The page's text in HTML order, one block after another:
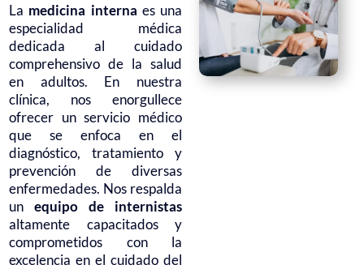
La medicina interna es una
especialidad médica
dedicada al cuidado
comprehensivo de la salud
en adultos. En nuestra
clínica, nos enorgullece
ofrecer un servicio médico
que se enfoca en el
diagnóstico, tratamiento y
prevención de diversas
enfermedades. Nos respalda
unequipo de internistas
altamente capacitados y
comprometidos con la
excelencia en el cuidado del